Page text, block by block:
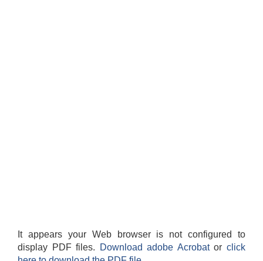
It appears your Web browser is not configured to
display PDF files.
Download adobe Acrobatorclick